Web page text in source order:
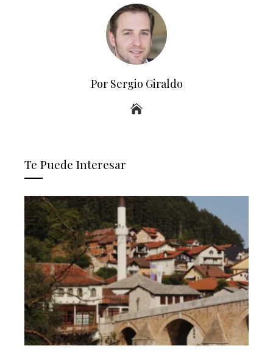
Por Sergio Giraldo
Te Puede Interesar